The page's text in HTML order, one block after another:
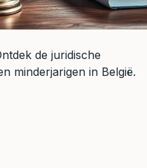
de juridische
minderjarigen in België.